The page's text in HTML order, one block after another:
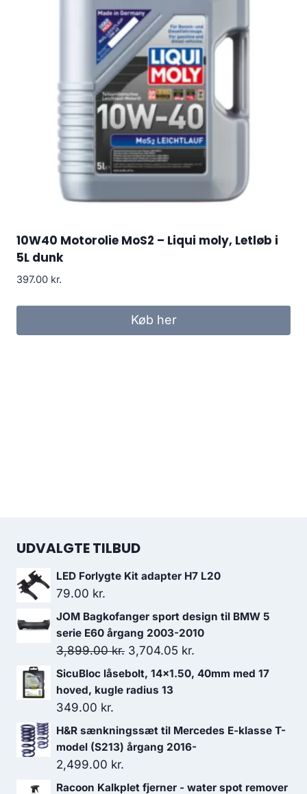
10W40 Motorolie MoS2 – Liqui moly, Letløb i
5L dunk
397.00 kr.
Køb her
UDVALGTE TILBUD
LED Forlygte Kit adapter H7 L20
79.00 kr.
JOM Bagkofanger sport design til BMW 5
serie E60 årgang 2003-2010
3,899.00kr. Den
oprindelige
pris
3,899.00 kr..
3,704.05 kr.
aktuelle
3,704.05 kr..
SicuBloc låsebolt, 14x1.50, 40mm med 17
hoved, kugle radius 13
349.00 kr.
H&R sænkningssæt til Mercedes E-klasse T-
model (S213) årgang 2016-
2,499.00 kr.
Racoon Kalkplet fjerner - water spot remover